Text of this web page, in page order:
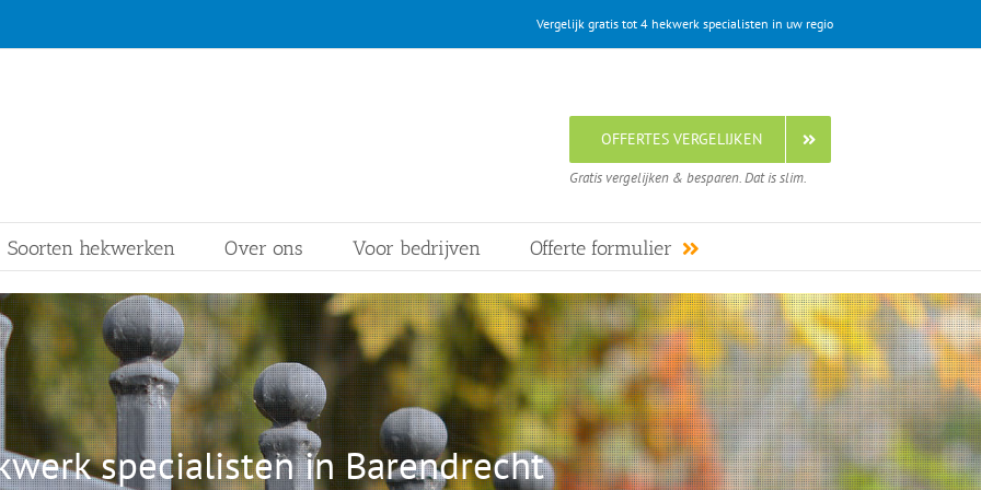
Vergelijk gratis tot 4 hekwerk specialisten in uw regio
OFFERTES VERGELIJKEN
Gratis vergelijken & besparen. Dat is slim.
Soorten hekwerken Over ons Voor bedrijven Offerte formulier
specialisten in Barendrecht